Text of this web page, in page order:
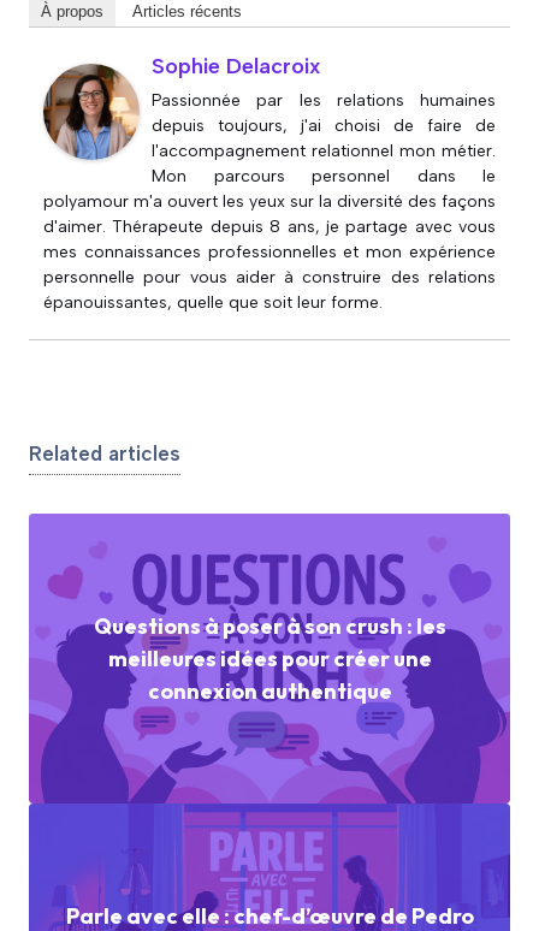
À propos Articles récents
Sophie Delacroix
Passionnée par les relations humaines
depuis toujours, j'ai choisi de faire de
l'accompagnement relationnel mon métier.
Mon parcours personnel dans le
polyamour m'a ouvert les yeux sur la diversité des façons
d'aimer. Thérapeute depuis 8 ans, je partage avec vous
mes connaissances professionnelles et mon expérience
personnelle pour vous aider à construire des relations
épanouissantes, quelle que soit leur forme.
Related articles
Questions à poser à son crush : les
meilleures idées pour créer une
connexion authentique
Parle avec elle : chef-d’œuvre de Pedro